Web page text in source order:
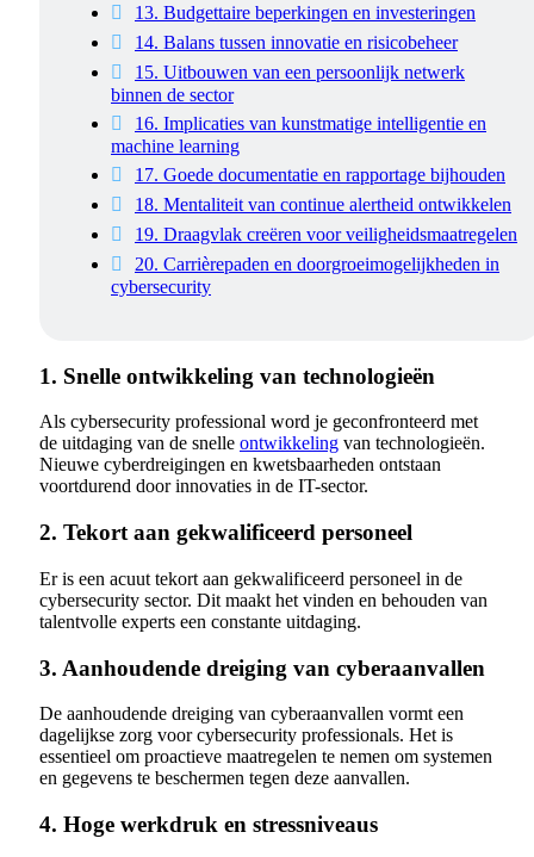
13. Budgettaire beperkingen en investeringen
14. Balans tussen innovatie en risicobeheer
15. Uitbouwen van een persoonlijk netwerk
binnen de sector
16. Implicaties van kunstmatige intelligentie en
machine learning
17. Goede documentatie en rapportage bijhouden
18. Mentaliteit van continue alertheid ontwikkelen
19. Draagvlak creëren voor veiligheidsmaatregelen
20. Carrièrepaden en doorgroeimogelijkheden in
cybersecurity
1. Snelle ontwikkeling van technologieën
Als cybersecurity professional word je geconfronteerd met
de uitdaging van de snelle ontwikkeling van technologieën.
Nieuwe cyberdreigingen en kwetsbaarheden ontstaan
voortdurend door innovaties in de IT-sector.
2. Tekort aan gekwalificeerd personeel
Er is een acuut tekort aan gekwalificeerd personeel in de
cybersecurity sector. Dit maakt het vinden en behouden van
talentvolle experts een constante uitdaging.
3. Aanhoudende dreiging van cyberaanvallen
De aanhoudende dreiging van cyberaanvallen vormt een
dagelijkse zorg voor cybersecurity professionals. Het is
essentieel om proactieve maatregelen te nemen om systemen
en gegevens te beschermen tegen deze aanvallen.
4. Hoge werkdruk en stressniveaus